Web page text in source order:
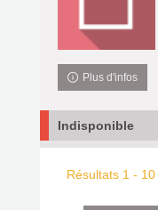
Plus d'infos
Indisponible
Résultats 1 - 10